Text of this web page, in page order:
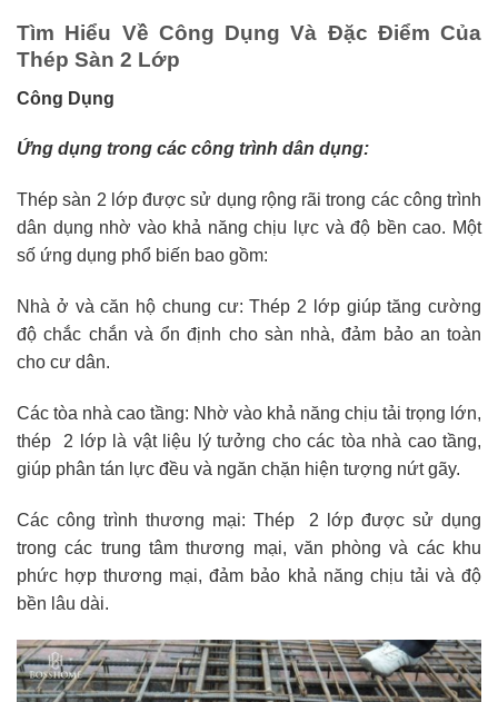
Tìm Hiểu Về Công Dụng Và Đặc Điểm Của
Thép Sàn 2 Lớp
Công Dụng
Ứng dụng trong các công trình dân dụng:
Thép sàn 2 lớp được sử dụng rộng rãi trong các công trình
dân dụng nhờ vào khả năng chịu lực và độ bền cao. Một
số ứng dụng phổ biến bao gồm:
Nhà ở và căn hộ chung cư: Thép 2 lớp giúp tăng cường
độ chắc chắn và ổn định cho sàn nhà, đảm bảo an toàn
cho cư dân.
Các tòa nhà cao tầng: Nhờ vào khả năng chịu tải trọng lớn,
thép 2 lớp là vật liệu lý tưởng cho các tòa nhà cao tầng,
giúp phân tán lực đều và ngăn chặn hiện tượng nứt gãy.
Các công trình thương mại: Thép 2 lớp được sử dụng
trong các trung tâm thương mại, văn phòng và các khu
phức hợp thương mại, đảm bảo khả năng chịu tải và độ
bền lâu dài.